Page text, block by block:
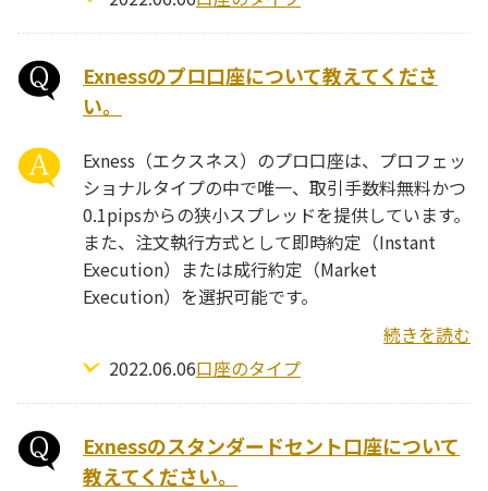
Exnessのプロ口座について教えてくださ
い。
Exness（エクスネス）のプロ口座は、プロフェッ
ショナルタイプの中で唯一、取引手数料無料かつ
0.1pipsからの狭小スプレッドを提供しています。
また、注文執行方式として即時約定（Instant
Execution）または成行約定（Market
Execution）を選択可能です。
続きを読む
2022.06.06口座のタイプ
Exnessのスタンダードセント口座について
教えてください。